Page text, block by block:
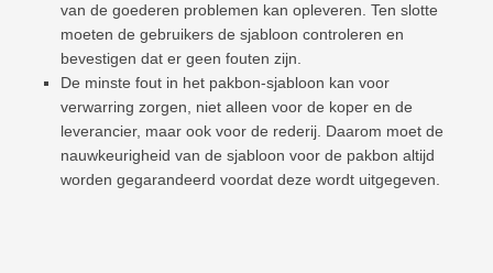
van de goederen problemen kan opleveren. Ten slotte
moeten de gebruikers de sjabloon controleren en
bevestigen dat er geen fouten zijn.
De minste fout in het pakbon-sjabloon kan voor
verwarring zorgen, niet alleen voor de koper en de
leverancier, maar ook voor de rederij. Daarom moet de
nauwkeurigheid van de sjabloon voor de pakbon altijd
worden gegarandeerd voordat deze wordt uitgegeven.